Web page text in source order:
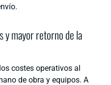
y mayor retorno de la
costes operativos al
de obra y equipos. A